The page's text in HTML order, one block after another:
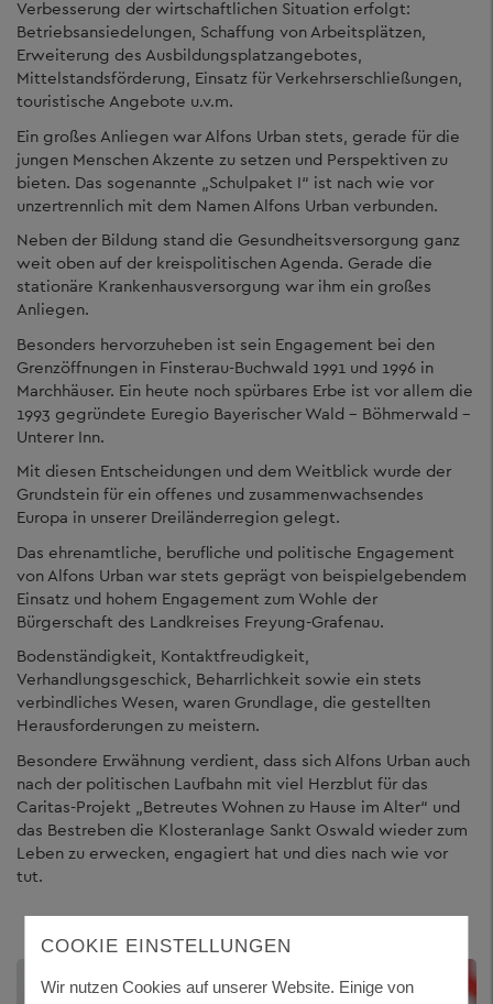
Verbesserung der wirtschaftlichen Situation erfolgt:
Betriebsansiedelungen, Schaffung von Arbeitsplätzen,
Erweiterung des Ausbildungsplatzangebotes,
Mittelstandsförderung, Einsatz für Verkehrserschließungen,
touristische Angebote u.v.m.
Ein großes Anliegen war Alfons Urban stets, gerade für die
jungen Menschen Akzente zu setzen und Perspektiven zu
bieten. Das sogenannte „Schulpaket I“ ist nach wie vor
unzertrennlich mit dem Namen Alfons Urban verbunden.
Neben der Bildung stand die Gesundheitsversorgung ganz
weit oben auf der kreispolitischen Agenda. Gerade die
stationäre Krankenhausversorgung war ihm ein großes
Anliegen.
Besonders hervorzuheben ist sein Engagement bei den
Grenzöffnungen in Finsterau-Buchwald 1991 und 1996 in
Marchhäuser. Ein heute noch spürbares Erbe ist vor allem die
1993 gegründete Euregio Bayerischer Wald - Böhmerwald -
Unterer Inn.
Mit diesen Entscheidungen und dem Weitblick wurde der
Grundstein für ein offenes und zusammenwachsendes
Europa in unserer Dreiländerregion gelegt.
Das ehrenamtliche, berufliche und politische Engagement
von Alfons Urban war stets geprägt von beispielgebendem
Einsatz und hohem Engagement zum Wohle der
Bürgerschaft des Landkreises Freyung-Grafenau.
Bodenständigkeit, Kontaktfreudigkeit,
Verhandlungsgeschick, Beharrlichkeit sowie ein stets
verbindliches Wesen, waren Grundlage, die gestellten
Herausforderungen zu meistern.
Besondere Erwähnung verdient, dass sich Alfons Urban auch
nach der politischen Laufbahn mit viel Herzblut für das
Caritas-Projekt „Betreutes Wohnen zu Hause im Alter“ und
das Bestreben die Klosteranlage Sankt Oswald wieder zum
Leben zu erwecken, engagiert hat und dies nach wie vor
tut.
COOKIE EINSTELLUNGEN
Wir nutzen Cookies auf unserer Website. Einige von